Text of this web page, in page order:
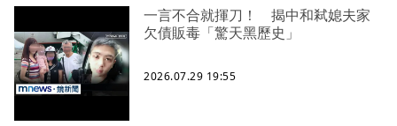
一言不合就揮刀！ 揭中和弒媳夫家
欠債販毒「驚天黑歷史」
2026.07.29 19:55